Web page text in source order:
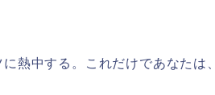
熱中する。これだけであなたは、